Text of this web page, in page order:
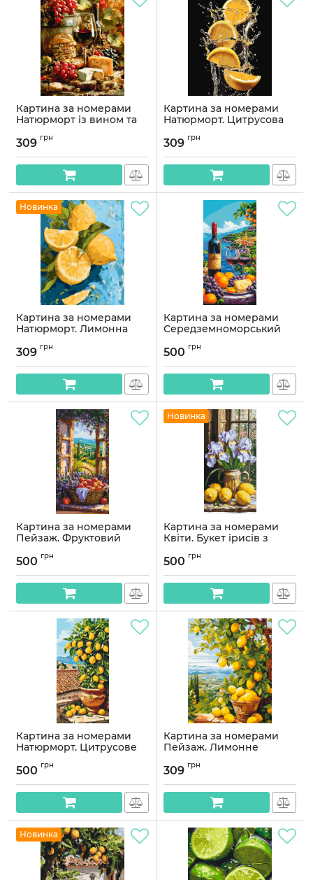
Картина за номерами
Натюрморт із вином та
LW 3059-01
Артикул:LW3059-01
309 грн
Картина за номерами
Натюрморт. Цитрусова
LW 3543
Артикул:LW3543
309 грн
Новинка
Картина за номерами
Натюрморт. Лимонна
Орігамі LW 3527
Артикул:LW3527
309 грн
Картина за номерами
Середземноморський
Орігамі LW 5143
Артикул:LW5143
500 грн
Картина за номерами
Пейзаж. Фруктовий
LW 5133
Артикул:LW5133
500 грн
Новинка
Картина за номерами
Квіти. Букет ірисів з
40*80 см Орігамі LW 5117
Артикул:LW5117
500 грн
Картина за номерами
Натюрморт. Цитрусове
Орігамі LW 5116
Артикул:LW5116
500 грн
Картина за номерами
Пейзаж. Лимонне
Орігамі LW 3490
Артикул:LW3490
309 грн
Новинка